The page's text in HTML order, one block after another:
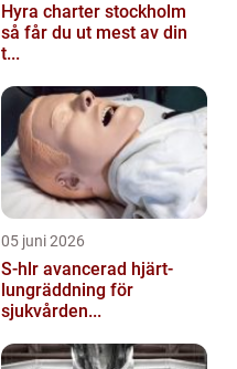
Hyra charter stockholm
så får du ut mest av din
t...
05 juni 2026
S-hlr avancerad hjärt-
lungräddning för
sjukvården...